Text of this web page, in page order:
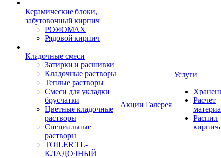
Керамические блоки,
забутовочный кирпич
PO®OMAX
Рядовой кирпич
Кладочные смеси
Затирки и расшивки
Кладочные растворы
Теплые растворы
Смеси для укладки
брусчатки
Цветные кладочные
растворы
Специальные
растворы
TOILER TL-
КЛАДОЧНЫЙ
Акции Галерея
Услуги
Расчет
Распил